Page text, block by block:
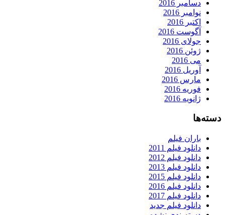
دسامبر 2016
نوامبر 2016
اکتبر 2016
آگوست 2016
جولای 2016
ژوئن 2016
می 2016
آوریل 2016
مارس 2016
فوریه 2016
ژانویه 2016
دسته‌ها
باران فیلم
دانلود فیلم 2011
دانلود فیلم 2012
دانلود فیلم 2013
دانلود فیلم 2015
دانلود فیلم 2016
دانلود فیلم 2017
دانلود فیلم جدید